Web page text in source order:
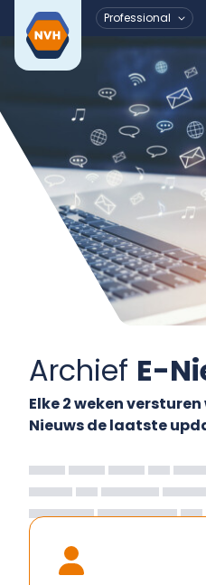
Ga naar de inhoud
Professional
Archief E-
Elke 2 weken
Nieuws de laatste